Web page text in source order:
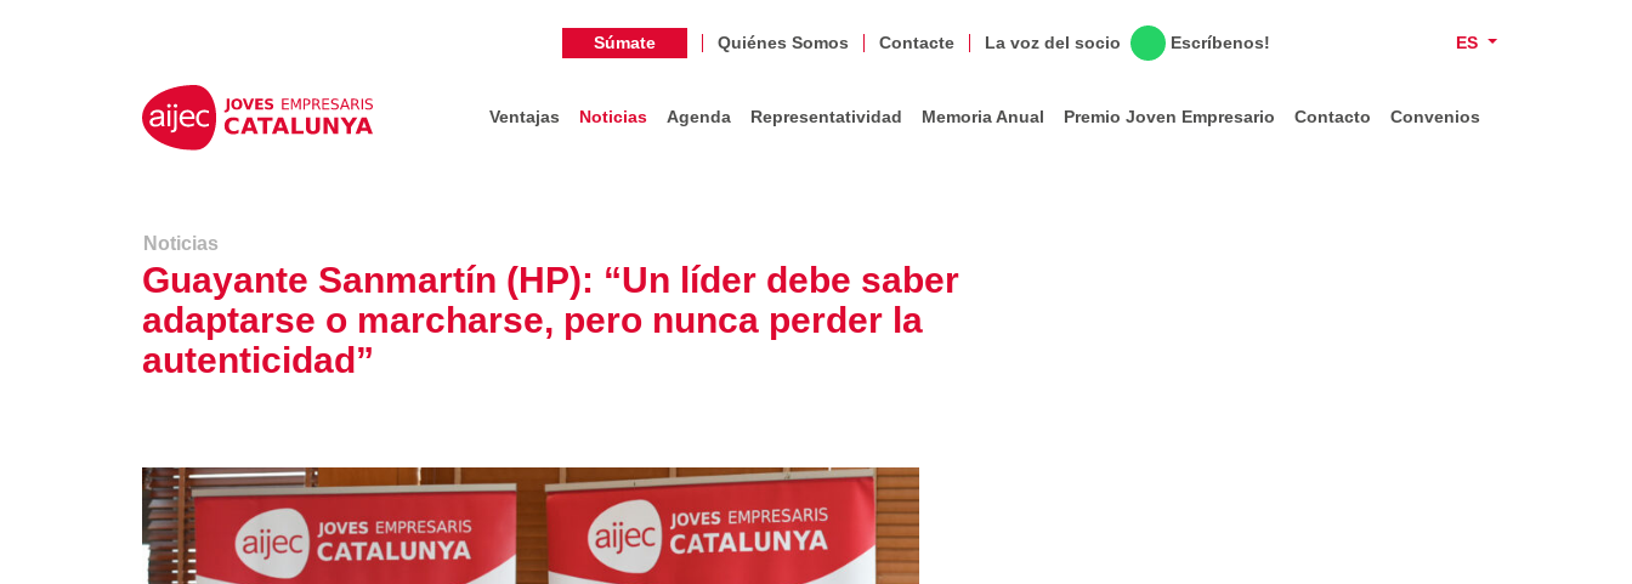
Súmate Quiénes Somos Contacte La voz del socio Escríbenos! ES
Ventajas Noticias Agenda Representatividad Memoria Anual Premio Joven Empresario Contacto Convenios
Noticias
Guayante Sanmartín (HP): “Un líder debe saber
adaptarse o marcharse, pero nunca perder la
autenticidad”